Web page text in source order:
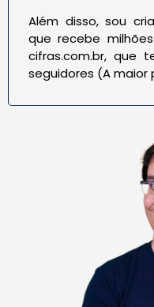
Além disso, sou
que recebe
cifras.com.br, que
seguidores (A maior